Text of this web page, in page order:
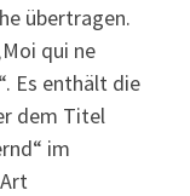
übertragen.
qui ne
Es enthält die
dem Titel
im